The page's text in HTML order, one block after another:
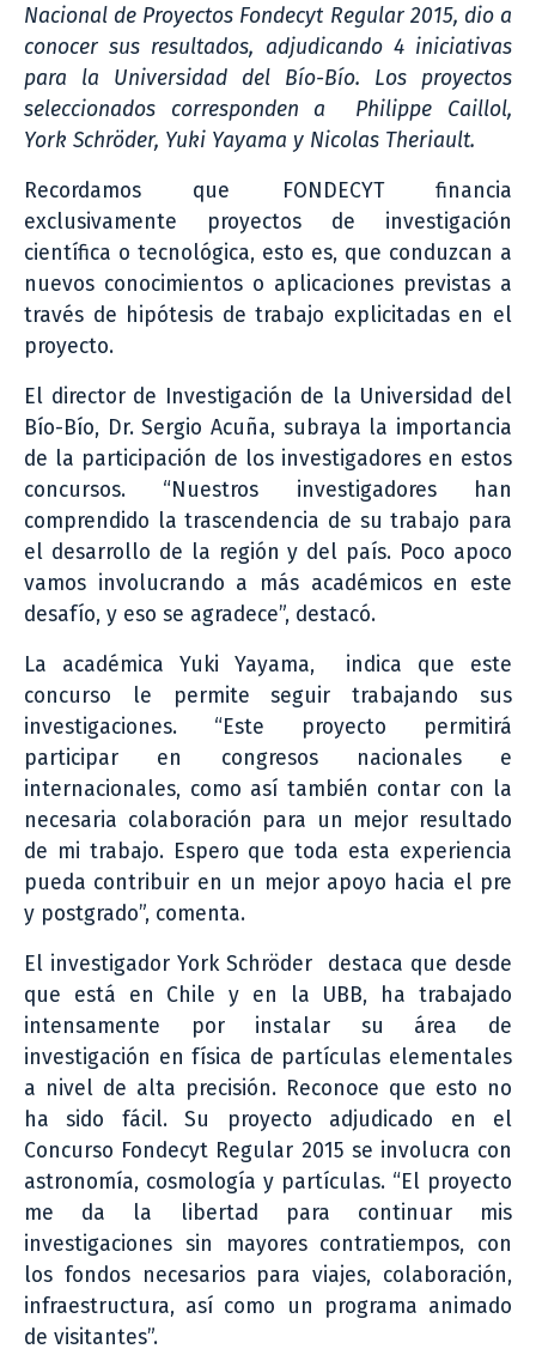
Nacional de Proyectos Fondecyt Regular 2015, dio a
conocer sus resultados, adjudicando 4 iniciativas
para la Universidad del Bío-Bío. Los proyectos
seleccionados corresponden a Philippe Caillol,
York Schröder, Yuki Yayama y Nicolas Theriault.
Recordamos que FONDECYT financia
exclusivamente proyectos de investigación
científica o tecnológica, esto es, que conduzcan a
nuevos conocimientos o aplicaciones previstas a
través de hipótesis de trabajo explicitadas en el
proyecto.
El director de Investigación de la Universidad del
Bío-Bío, Dr. Sergio Acuña, subraya la importancia
de la participación de los investigadores en estos
concursos. “Nuestros investigadores han
comprendido la trascendencia de su trabajo para
el desarrollo de la región y del país. Poco apoco
vamos involucrando a más académicos en este
desafío, y eso se agradece”, destacó.
La académica Yuki Yayama, indica que este
concurso le permite seguir trabajando sus
investigaciones. “Este proyecto permitirá
participar en congresos nacionales e
internacionales, como así también contar con la
necesaria colaboración para un mejor resultado
de mi trabajo. Espero que toda esta experiencia
pueda contribuir en un mejor apoyo hacia el pre
y postgrado”, comenta.
El investigador York Schröder destaca que desde
que está en Chile y en la UBB, ha trabajado
intensamente por instalar su área de
investigación en física de partículas elementales
a nivel de alta precisión. Reconoce que esto no
ha sido fácil. Su proyecto adjudicado en el
Concurso Fondecyt Regular 2015 se involucra con
astronomía, cosmología y partículas. “El proyecto
me da la libertad para continuar mis
investigaciones sin mayores contratiempos, con
los fondos necesarios para viajes, colaboración,
infraestructura, así como un programa animado
de visitantes”.